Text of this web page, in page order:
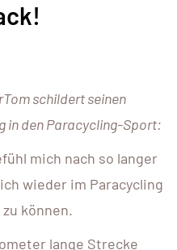
schildert seinen
in den Paracycling-Sport:
mich nach so langer
wieder im Paracycling
können.
lange Strecke